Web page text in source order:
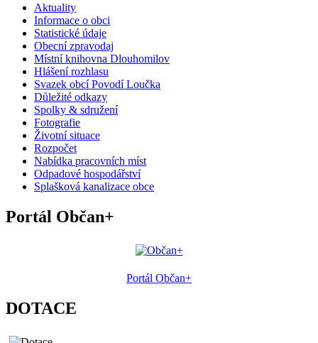
Aktuality
Informace o obci
Statistické údaje
Obecní zpravodaj
Místní knihovna Dlouhomilov
Hlášení rozhlasu
Svazek obcí Povodí Loučka
Důležité odkazy
Spolky & sdružení
Fotografie
Životní situace
Rozpočet
Nabídka pracovních míst
Odpadové hospodářství
Splašková kanalizace obce
Portál Občan+
Portál Občan+
DOTACE